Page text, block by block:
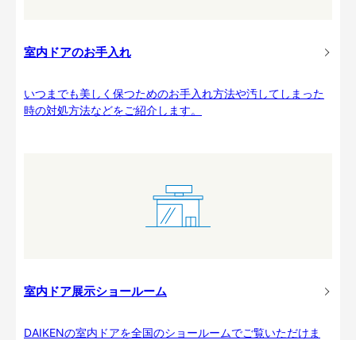
室内ドアのお手入れ
いつまでも美しく保つためのお手入れ方法や汚してしまった
時の対処方法などをご紹介します。
室内ドア展示ショールーム
DAIKENの室内ドアを全国のショールームでご覧いただけま